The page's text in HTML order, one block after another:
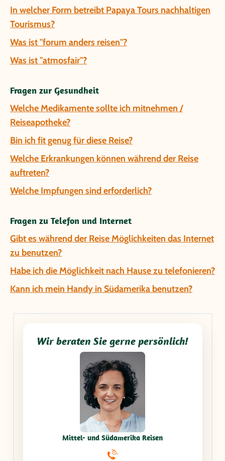
In welcher Form betreibt Papaya Tours nachhaltigen
Tourismus?
Was ist "forum anders reisen"?
Was ist "atmosfair"?
Fragen zur Gesundheit
Welche Medikamente sollte ich mitnehmen /
Reiseapotheke?
Bin ich fit genug für diese Reise?
Welche Erkrankungen können während der Reise
auftreten?
Welche Impfungen sind erforderlich?
Fragen zu Telefon und Internet
Gibt es während der Reise Möglichkeiten das Internet
zu benutzen?
Habe ich die Möglichkeit nach Hause zu telefonieren?
Kann ich mein Handy in Südamerika benutzen?
Wir beraten Sie gerne persönlich!
Mittel- und Südamerika Reisen